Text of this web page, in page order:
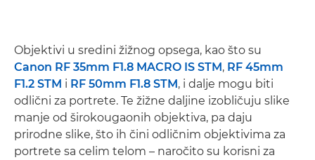
Objektivi u sredini žižnog opsega, kao što su
Canon RF 35mm F1.8 MACRO IS STM, RF 45mm
F1.2 STM i RF 50mm F1.8 STM, i dalje mogu biti
odlični za portrete. Te žižne daljine izobličuju slike
manje od širokougaonih objektiva, pa daju
prirodne slike, što ih čini odličnim objektivima za
portrete sa celim telom – naročito su korisni za